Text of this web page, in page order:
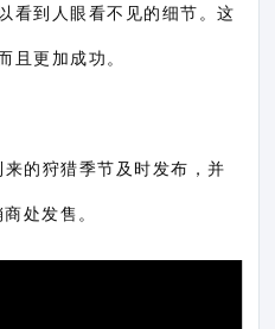
看到人眼看不见的细节。这
且更加成功。
的狩猎季节及时发布，并
处发售。